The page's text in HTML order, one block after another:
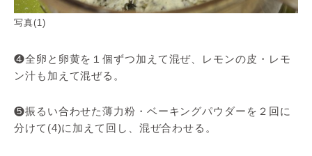
写真(1)
❹全卵と卵黄を１個ずつ加えて混ぜ、レモンの皮・レモ
ン汁も加えて混ぜる。
❺振るい合わせた薄力粉・ベーキングパウダーを２回に
分けて(4)に加えて回し、混ぜ合わせる。